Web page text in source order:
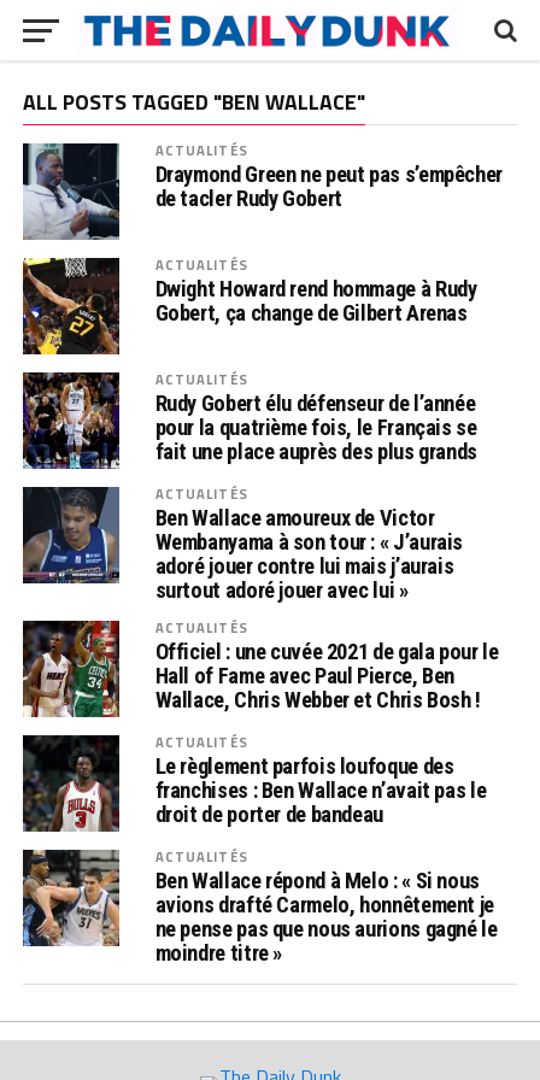
ALL POSTS TAGGED "BEN WALLACE"
ACTUALITÉS
Draymond Green ne peut pas s’empêcher
de tacler Rudy Gobert
ACTUALITÉS
Dwight Howard rend hommage à Rudy
Gobert, ça change de Gilbert Arenas
ACTUALITÉS
Rudy Gobert élu défenseur de l’année
pour la quatrième fois, le Français se
fait une place auprès des plus grands
ACTUALITÉS
Ben Wallace amoureux de Victor
Wembanyama à son tour : « J’aurais
adoré jouer contre lui mais j’aurais
surtout adoré jouer avec lui »
ACTUALITÉS
Officiel : une cuvée 2021 de gala pour le
Hall of Fame avec Paul Pierce, Ben
Wallace, Chris Webber et Chris Bosh !
ACTUALITÉS
Le règlement parfois loufoque des
franchises : Ben Wallace n’avait pas le
droit de porter de bandeau
ACTUALITÉS
Ben Wallace répond à Melo : « Si nous
avions drafté Carmelo, honnêtement je
ne pense pas que nous aurions gagné le
moindre titre »